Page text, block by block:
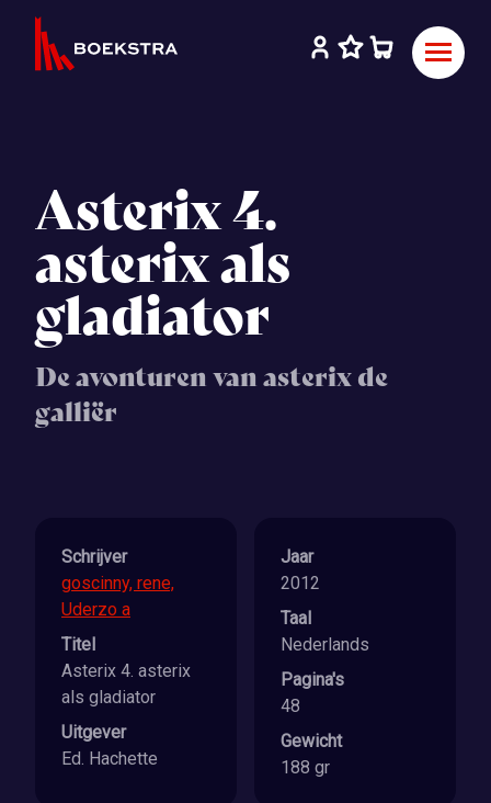
Asterix 4.
asterix als
gladiator
De avonturen van asterix de
galliër
Schrijver
goscinny, rene,
Uderzo a
Titel
Asterix 4. asterix
als gladiator
Uitgever
Ed. Hachette
Jaar
2012
Taal
Nederlands
Pagina's
48
Gewicht
188 gr